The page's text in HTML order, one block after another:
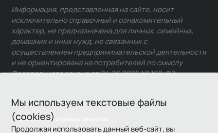
Мы используем текстовые файлы
(cookies)
Продолжая использовать данный веб-сайт, вы
Связаться с отделом качества
Информация, представленная на сайте, носит
исключительно справочный и ознакомительный
характер, не предназначена для личных, семейных,
домашних и иных нужд, не связанных с
осуществлением предпринимательской деятельности
и не ориентирована на потребителей по смыслу
Федерального закона от 24.06.2025 № 168-ФЗ.